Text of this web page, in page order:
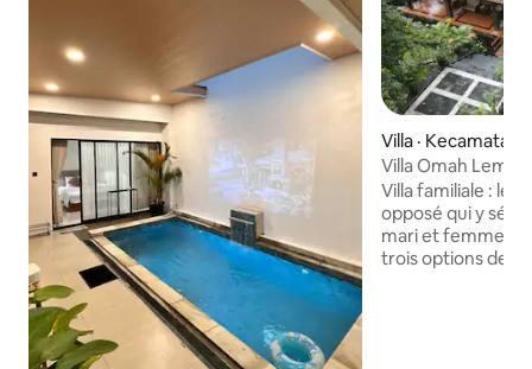
Villa · Kecamatan
Villa Omah
Villa familiale : les
opposé qui y
mari et femme. Dans notre région, il y a
trois options de